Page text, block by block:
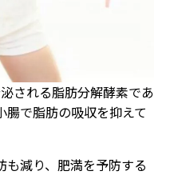
される脂肪分解酵素であ
腸で脂肪の吸収を抑えて
も減り、肥満を予防する